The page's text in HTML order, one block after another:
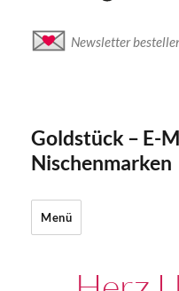
Newsletter
Goldstück – E-
Nischenmarken
Menü